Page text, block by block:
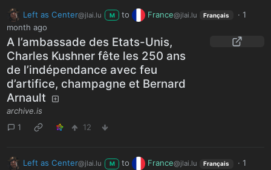
Left as Center@jlai.lu M to France@jlai.lu Français ·1
month ago
A l’ambassade des Etats-Unis,
Charles Kushner fête les 250 ans
de l’indépendance avec feu
d’artifice, champagne et Bernard
Arnault
archive.is
1
12
Left as Center@jlai.lu M to France@jlai.lu Français ·1